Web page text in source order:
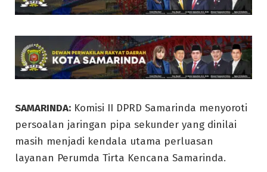
SAMARINDA: Komisi II DPRD Samarinda menyoroti
persoalan jaringan pipa sekunder yang dinilai
masih menjadi kendala utama perluasan
layanan Perumda Tirta Kencana Samarinda.